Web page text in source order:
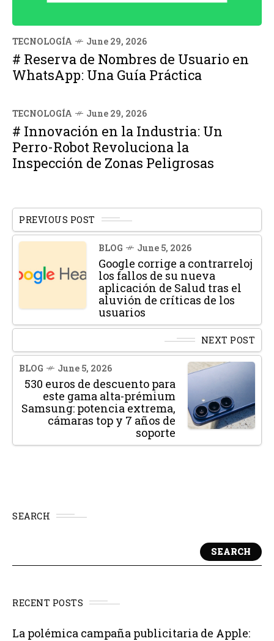
TECNOLOGÍA June 29, 2026
# Reserva de Nombres de Usuario en
WhatsApp: Una Guía Práctica
TECNOLOGÍA June 29, 2026
# Innovación en la Industria: Un
Perro-Robot Revoluciona la
Inspección de Zonas Peligrosas
PREVIOUS POST
BLOG June 5, 2026
Google corrige a contrarreloj
los fallos de su nueva
aplicación de Salud tras el
aluvión de críticas de los
usuarios
NEXT POST
BLOG June 5, 2026
530 euros de descuento para
este gama alta-prémium
Samsung: potencia extrema,
cámaras top y 7 años de
soporte
SEARCH
SEARCH
RECENT POSTS
La polémica campaña publicitaria de Apple: